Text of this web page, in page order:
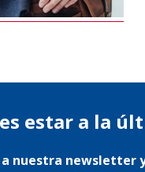
estar a la
nuestra newsletter